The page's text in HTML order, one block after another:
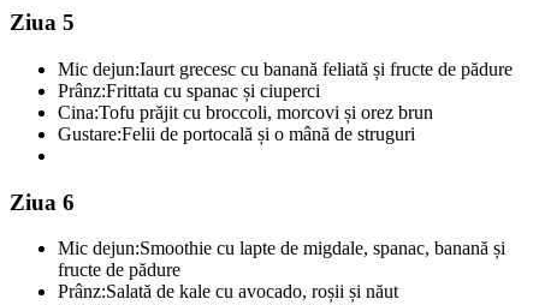
Ziua 5
Mic dejun:Iaurt grecesc cu banană feliată și fructe de pădure
Prânz:Frittata cu spanac și ciuperci
Cina:Tofu prăjit cu broccoli, morcovi și orez brun
Gustare:Felii de portocală și o mână de struguri
Ziua 6
Mic dejun:Smoothie cu lapte de migdale, spanac, banană și
fructe de pădure
Prânz:Salată de kale cu avocado, roșii și năut